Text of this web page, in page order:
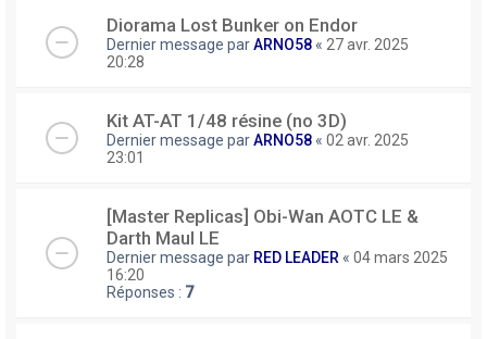
Diorama Lost Bunker on Endor
Dernier message parARNO58 « 27 avr. 2025
20:28
Kit AT-AT 1/48 résine (no 3D)
Dernier message parARNO58 « 02 avr. 2025
23:01
[Master Replicas] Obi-Wan AOTC LE &
Darth Maul LE
Dernier message par RED LEADER « 04 mars 2025
16:20
Réponses : 7